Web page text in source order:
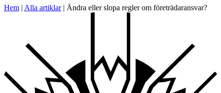
Hem | Alla artiklar| Ändra eller slopa regler om företrädaransvar?